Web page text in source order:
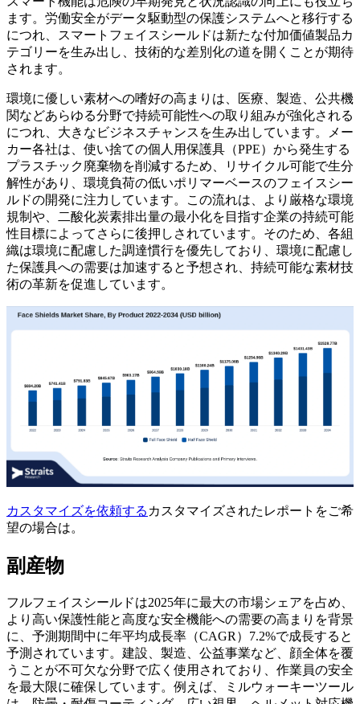
ます。労働安全がデータ駆動型の保護システムへと移行する
につれ、スマートフェイスシールドは新たな付加価値製品カ
テゴリーを生み出し、技術的な差別化の道を開くことが期待
されます。
環境に優しい素材への嗜好の高まりは、医療、製造、公共機
関などあらゆる分野で持続可能性への取り組みが強化される
につれ、大きなビジネスチャンスを生み出しています。メー
カー各社は、使い捨ての個人用保護具（PPE）から発生する
プラスチック廃棄物を削減するため、リサイクル可能で生分
解性があり、環境負荷の低いポリマーベースのフェイスシー
ルドの開発に注力しています。この流れは、より厳格な環境
規制や、二酸化炭素排出量の最小化を目指す企業の持続可能
性目標によってさらに後押しされています。そのため、各組
織は環境に配慮した調達慣行を優先しており、環境に配慮し
た保護具への需要は加速すると予想され、持続可能な素材技
術の革新を促進しています。
カスタマイズを依頼する カスタマイズされたレポートをご希
望の場合は。
副産物
フルフェイスシールドは2025年に最大の市場シェアを占め、
より高い保護性能と高度な安全機能への需要の高まりを背景
に、予測期間中に年平均成長率（CAGR）7.2%で成長すると
予測されています。建設、製造、公益事業など、顔全体を覆
うことが不可欠な分野で広く使用されており、作業員の安全
を最大限に確保しています。例えば、ミルウォーキーツール